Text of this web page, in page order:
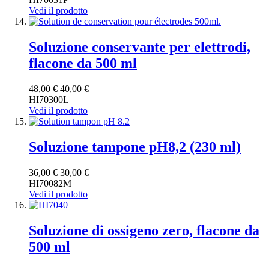
Vedi il prodotto
Soluzione conservante per elettrodi,
flacone da 500 ml
48,00 € 40,00 €
HI70300L
Vedi il prodotto
Soluzione tampone pH8,2 (230 ml)
36,00 € 30,00 €
HI70082M
Vedi il prodotto
Soluzione di ossigeno zero, flacone da
500 ml